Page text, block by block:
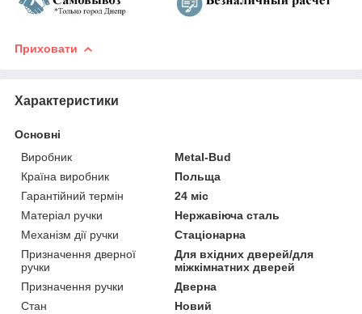
Приховати
Характеристики
Основні
Виробник
Metal-Bud
Країна виробник
Польща
Гарантійний термін
24 міс
Матеріал ручки
Нержавіюча сталь
Механізм дії ручки
Стаціонарна
Призначення дверної
ручки
Для вхідних дверей/для
міжкімнатних дверей
Призначення ручки
Дверна
Стан
Новий